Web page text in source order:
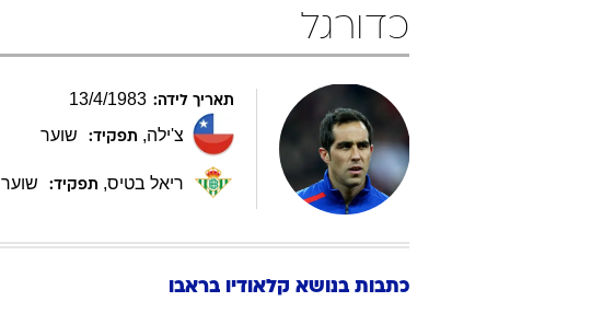
כדורגל
תאריך לידה: 13/4/1983
צ'ילה, תפקיד: שוער
ריאל בטיס, תפקיד: שוער
כתבות בנושא קלאודיו בראבו